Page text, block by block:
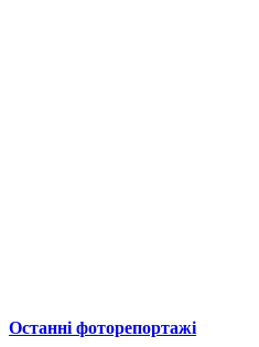
Останні фоторепортажі